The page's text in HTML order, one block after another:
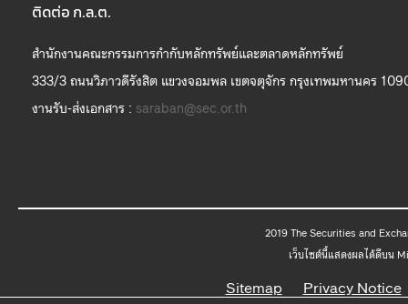
ติดต่อ ก.ล.ต.
สำนักงานคณะกรรมการกำกับหลักทรัพย์และตลาดหลักทรัพย์
333/3 ถนนวิภาวดีรังสิต แขวงจอมพล เขตจตุจักร กรุงเทพมหานคร
งานรับ-ส่งเอกสาร : saraban@sec.or.th
2019
เว็บไซต์นี้แสดงผลได้ดีบน
Sitemap Privacy Notice